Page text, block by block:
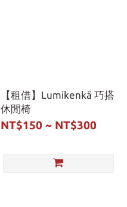
【租借】Lumikenkä 巧搭
休閒椅
NT$150 ~ NT$300